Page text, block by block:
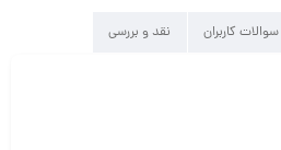
سوالات کاربران نقد و بررسی